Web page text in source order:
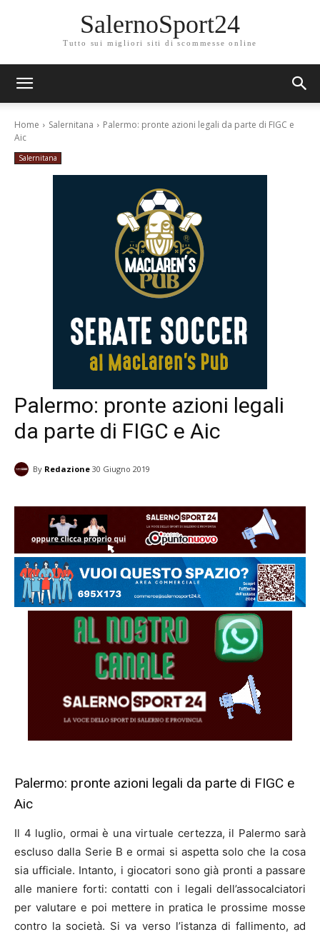
SalernoSport24
Tutto sui migliori siti di scommesse online
Home Salernitana
Palermo: pronte azioni legali da parte di FIGC e
Aic
Salernitana
Palermo: pronte azioni legali
da parte di FIGC e Aic
By Redazione 30 Giugno 2019
Palermo: pronte azioni legali da parte di FIGC e
Aic
Il 4 luglio, ormai è una virtuale certezza, il Palermo sarà
escluso dalla Serie B e ormai si aspetta solo che la cosa
sia ufficiale. Intanto, i giocatori sono già pronti a passare
alle maniere forti: contatti con i legali dell’assocalciatori
per valutare e poi mettere in pratica le prossime mosse
contro la società. Si va verso l’istanza di fallimento, ad